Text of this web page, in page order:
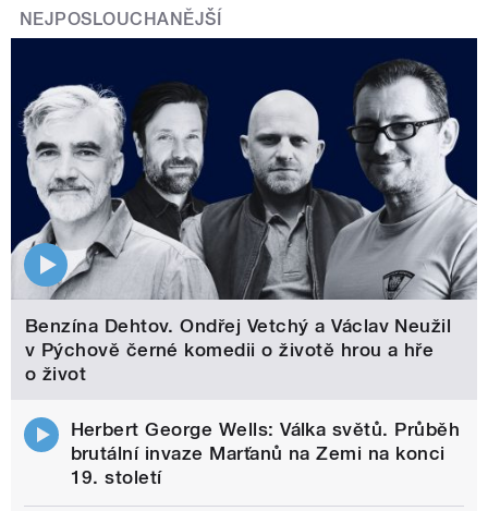
NEJPOSLOUCHANĚJŠÍ
Benzína Dehtov. Ondřej Vetchý a Václav Neužil
v Pýchově černé komedii o životě hrou a hře
o život
Herbert George Wells: Válka světů. Průběh
brutální invaze Marťanů na Zemi na konci
19. století